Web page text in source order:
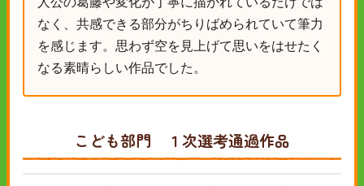
なく、共感できる部分がちりばめられていて筆力
を感じます。思わず空を見上げて思いをはせたく
なる素晴らしい作品でした。
こども部門 １次選考通過作品